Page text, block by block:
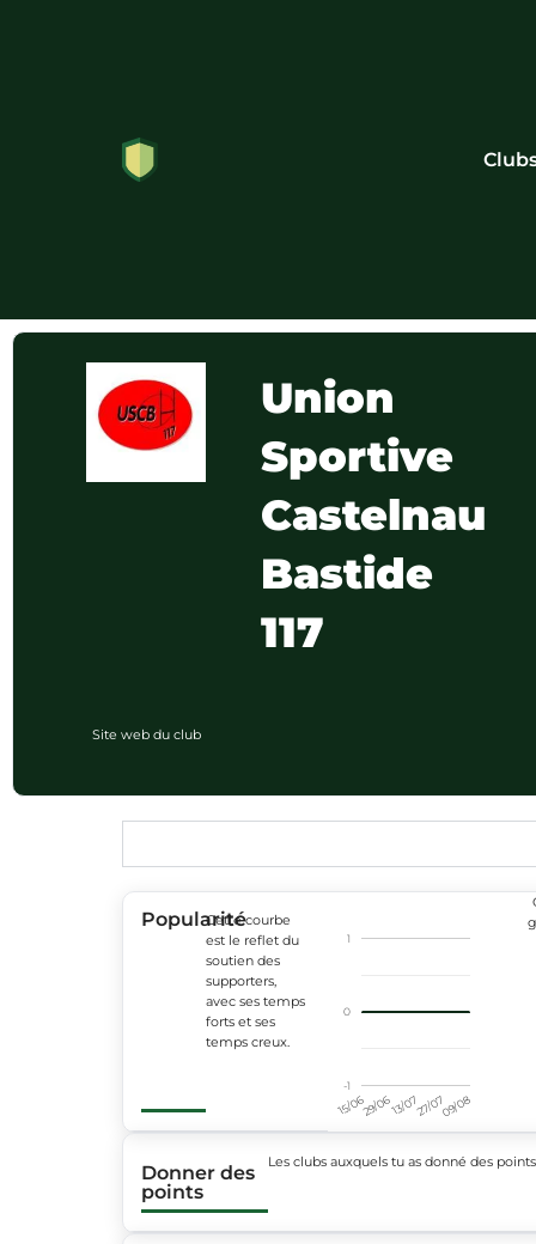
Site web du club
Union
Sportive
Castelnau
Bastide
117
PopularitéCette courbe
est le reflet du
soutien des
supporters,
avec ses temps
forts et ses
temps creux.
15/0629/0613/0727/0709/08
-1
0
1
Donner des
points
Les clubs auxquels tu as donné des points